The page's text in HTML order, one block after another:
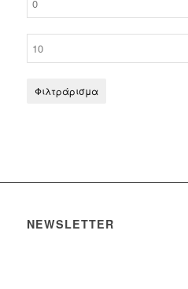
Φιλτράρισμα
NEWSLETTER